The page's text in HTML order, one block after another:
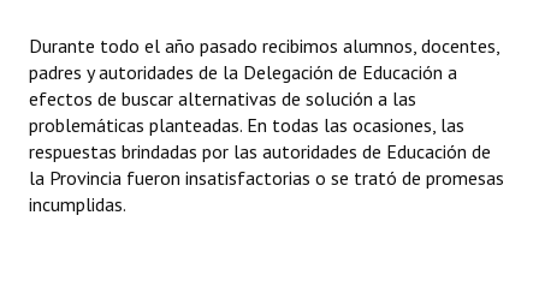
Durante todo el año pasado recibimos alumnos, docentes,
padres y autoridades de la Delegación de Educación a
efectos de buscar alternativas de solución a las
problemáticas planteadas. En todas las ocasiones, las
respuestas brindadas por las autoridades de Educación de
la Provincia fueron insatisfactorias o se trató de promesas
incumplidas.